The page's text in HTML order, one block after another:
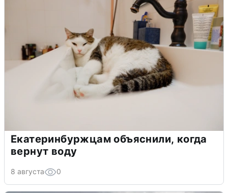
Екатеринбуржцам объяснили, когда
вернут воду
8 августа 0